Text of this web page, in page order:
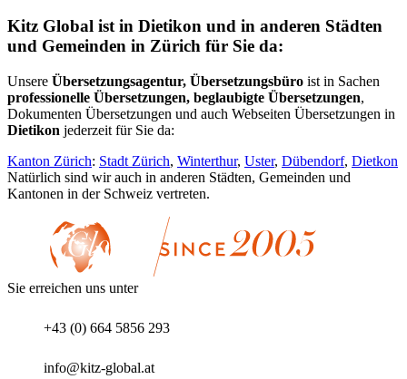
Kitz Global ist in Dietikon und in anderen Städten
und Gemeinden in Zürich für Sie da:
Unsere Übersetzungsagentur, Übersetzungsbüro ist in Sachen
professionelle Übersetzungen, beglaubigte Übersetzungen,
Dokumenten Übersetzungen und auch Webseiten Übersetzungen in
Dietikon jederzeit für Sie da:
Kanton Zürich: Stadt Zürich, Winterthur, Uster, Dübendorf, Dietkon
Natürlich sind wir auch in anderen Städten, Gemeinden und
Kantonen in der Schweiz vertreten.
Sie erreichen uns unter
+43 (0) 664 5856 293
info@kitz-global.at